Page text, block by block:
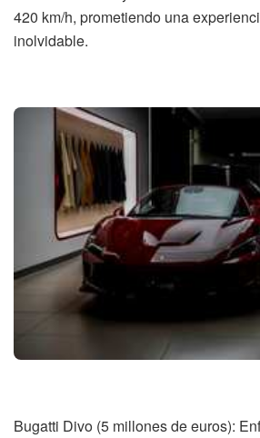
420 km/h, prometiendo una
inolvidable.
Bugatti Divo (5 millones de euros):